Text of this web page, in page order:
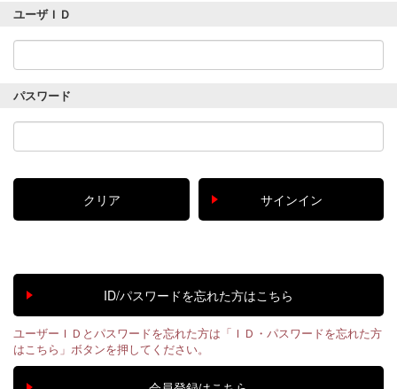
ユーザＩＤ
パスワード
ユーザーＩＤとパスワードを忘れた方は「ＩＤ・パスワードを忘れた方
はこちら」ボタンを押してください。